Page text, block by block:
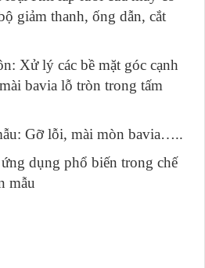
giảm thanh, ống dẫn, cắt
Xử lý các bề mặt góc cạnh
bavia lỗ tròn trong tấm
Gỡ lỗi, mài mòn bavia…..